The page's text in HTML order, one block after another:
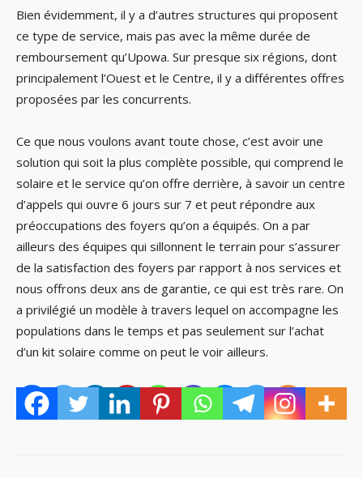
Bien évidemment, il y a d’autres structures qui proposent
ce type de service, mais pas avec la même durée de
remboursement qu’Upowa. Sur presque six régions, dont
principalement l’Ouest et le Centre, il y a différentes offres
proposées par les concurrents.
Ce que nous voulons avant toute chose, c’est avoir une
solution qui soit la plus complète possible, qui comprend le
solaire et le service qu’on offre derrière, à savoir un centre
d’appels qui ouvre 6 jours sur 7 et peut répondre aux
préoccupations des foyers qu’on a équipés. On a par
ailleurs des équipes qui sillonnent le terrain pour s’assurer
de la satisfaction des foyers par rapport à nos services et
nous offrons deux ans de garantie, ce qui est très rare. On
a privilégié un modèle à travers lequel on accompagne les
populations dans le temps et pas seulement sur l’achat
d’un kit solaire comme on peut le voir ailleurs.